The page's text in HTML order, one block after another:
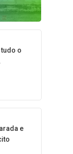
o
e